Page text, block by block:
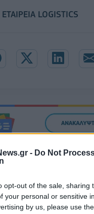
- Do Not
opt-out of the sale, sharing
your personal or sensitive
by us, please use
LOGISTICS